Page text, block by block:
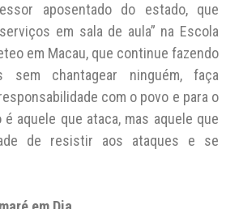
aposentado do estado, que
em sala de aula” na Escola
em Macau, que continue fazendo
sem chantagear ninguém, faça
com o povo e para o
é aquele que ataca, mas aquele que
de resistir aos ataques e se